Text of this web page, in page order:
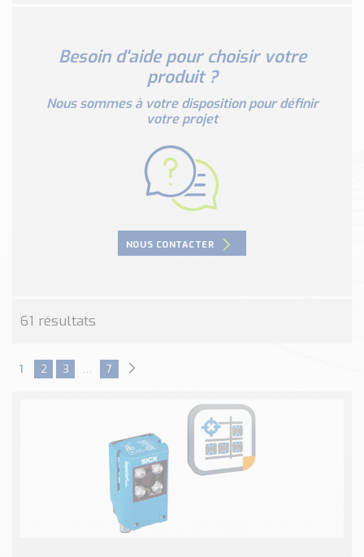
Conseils et Actualités
Catalogue des essentiels pour les brasseries et micro-
brasseries
Devis, Tarifs, Renseignements techniques
Besoin d'aide pour choisir votre
produit ?
Nous sommes à votre disposition pour définir
votre projet
NOUS CONTACTER
61 résultats
1 2 3 … 7